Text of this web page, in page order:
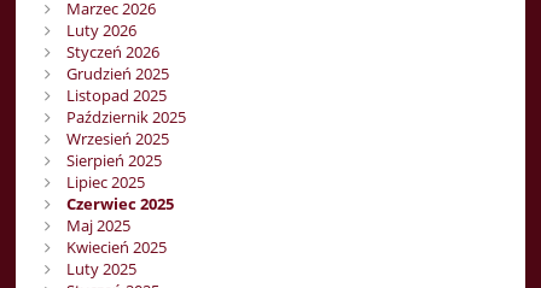
Marzec 2026
Luty 2026
Styczeń 2026
Grudzień 2025
Listopad 2025
Październik 2025
Wrzesień 2025
Sierpień 2025
Lipiec 2025
Czerwiec 2025
Maj 2025
Kwiecień 2025
Luty 2025